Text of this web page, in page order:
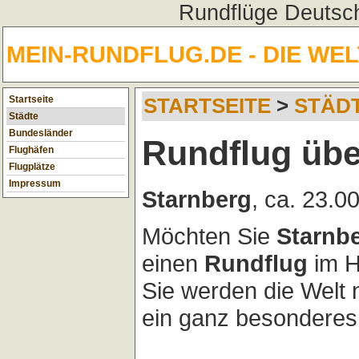
Rundflüge
MEIN-RUNDFLUG.DE - DIE
Startseite
Städte
Bundesländer
Flughäfen
Flugplätze
Impressum
STARTSEITE >
Rundflug
Starnberg, ca.
Möchten Sie
einen Rundflug im
Sie werden die Welt
ein ganz